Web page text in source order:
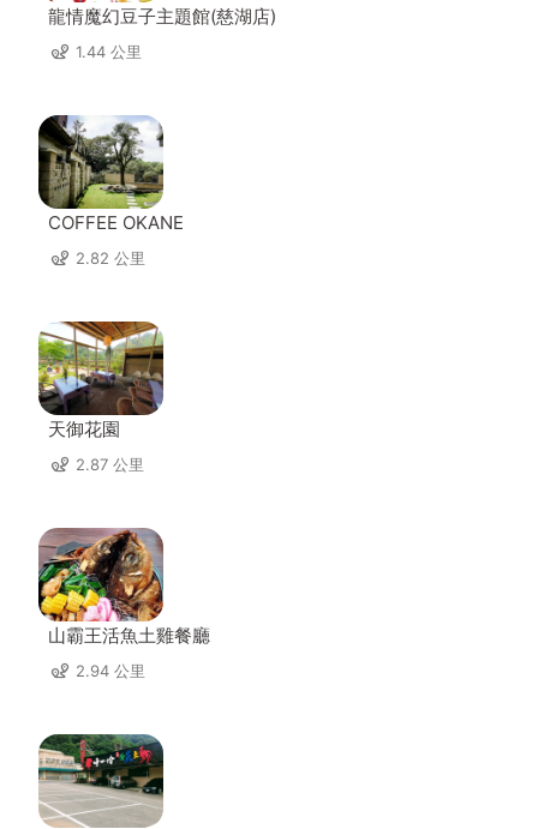
龍情魔幻豆子主題館(慈湖店)
1.44 公里
COFFEE OKANE
2.82 公里
天御花園
2.87 公里
山霸王活魚土雞餐廳
2.94 公里